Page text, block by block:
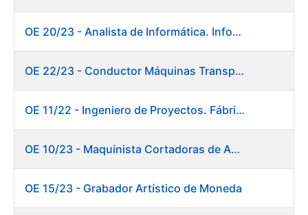
OE 20/23 - Analista de Informática. Informática.
OE 22/23 - Conductor Máquinas Transportadoras-Elevadoras. Fábrica Papel.
OE 11/22 - Ingeniero de Proyectos. Fábrica de Papel
OE 10/23 - Maquinista Cortadoras de Acabados.
OE 15/23 - Grabador Artístico de Moneda